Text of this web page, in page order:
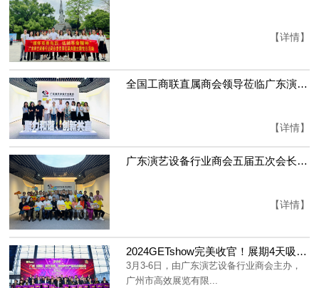
【详情】
全国工商联直属商会领导莅临广东演艺设备行业商会调研
【详情】
广东演艺设备行业商会五届五次会长办公（扩大）会议成功举办！
【详情】
2024GETshow完美收官！展期4天吸引全球63132人！
3月3-6日，由广东演艺设备行业商会主办，
广州市高效展览有限...